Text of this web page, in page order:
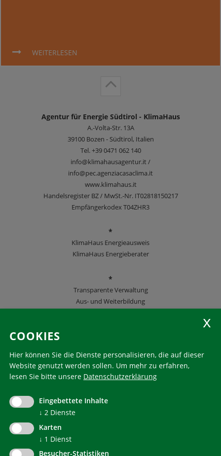
WEITERLESEN
Agentur für Energie Südtirol - KlimaHaus
A.-Volta-Str. 13A
39100 Bozen - Südtirol, Italien
Tel.+39 0471 062 140
info@klimahausagentur.it /
info@pec.agenziacasaclima.it
www.klimahaus.it
Handelsregister BZ / MwSt.-Nr. IT02818150217
Empfängerkodex T04ZHR3
*
KlimaHaus Energieausweis
KlimaHaus Energieberater
*
Transparente Verwaltung
Aus- und Weiterbildung
KlimaHaus ist eine eingetragene Marke. Die Nutzung muss
communication@klimahausagentur.it
© 2022 Agentur für Energie Südtirol - KlimaHaus
COOKIES
Hier können Sie die Dienste personalisieren, die auf dieser
Website genutzt werden sollen. Um mehr zu erfahren,
lesen Sie bitte unsere Datenschutzerklärung
Eingebettete Inhalte
↓ 2 Dienste
Karten
↓ 1 Dienst
Besucher-Statistiken